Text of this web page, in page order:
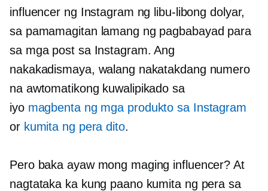
influencer ng Instagram ng libu-libong dolyar,
sa pamamagitan lamang ng pagbabayad para
sa mga post sa Instagram. Ang
nakakadismaya, walang nakatakdang numero
na awtomatikong kuwalipikado sa
iyo magbenta ng mga produkto sa Instagram
or kumita ng pera dito.
Pero baka ayaw mong maging influencer? At
nagtataka ka kung paano kumita ng pera sa